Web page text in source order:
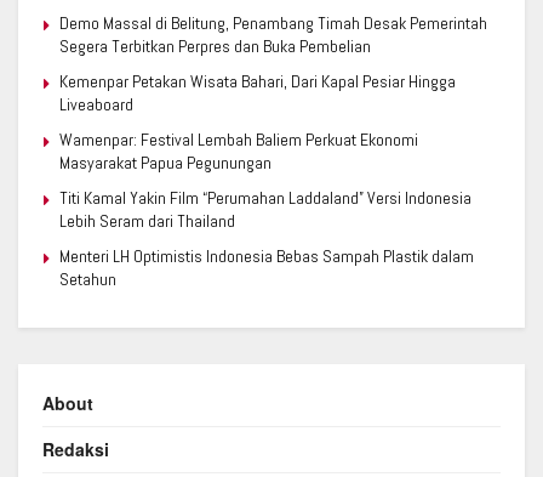
Demo Massal di Belitung, Penambang Timah Desak Pemerintah
Segera Terbitkan Perpres dan Buka Pembelian
Kemenpar Petakan Wisata Bahari, Dari Kapal Pesiar Hingga
Liveaboard
Wamenpar: Festival Lembah Baliem Perkuat Ekonomi
Masyarakat Papua Pegunungan
Titi Kamal Yakin Film “Perumahan Laddaland” Versi Indonesia
Lebih Seram dari Thailand
Menteri LH Optimistis Indonesia Bebas Sampah Plastik dalam
Setahun
About
Redaksi